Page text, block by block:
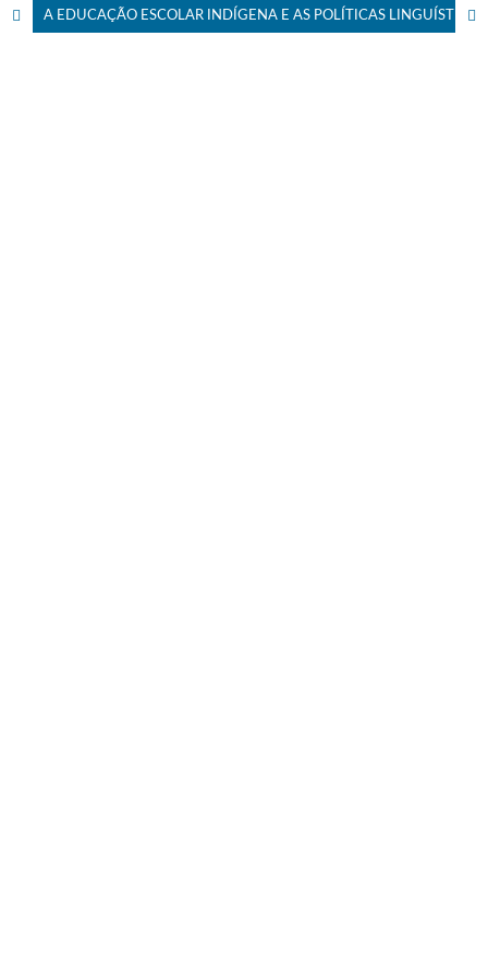
A EDUCAÇÃO ESCOLAR INDÍGENA E AS POLÍTICAS LINGUÍSTICAS PARA O PLURILINGUISMO: UMA BREVE ANÁLISE DO CASO TE’YKUE